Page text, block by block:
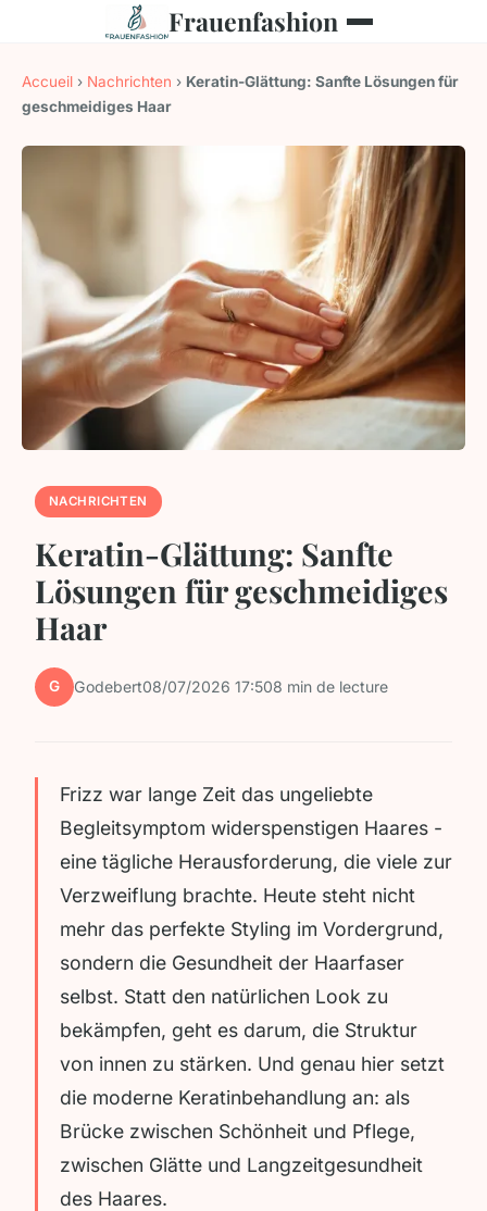
Frauenfashion
Accueil › Nachrichten › Keratin-Glättung: Sanfte Lösungen für
geschmeidiges Haar
NACHRICHTEN
Keratin-Glättung: Sanfte
Lösungen für geschmeidiges
Haar
G Godebert08/07/2026 17:508 min de lecture
Frizz war lange Zeit das ungeliebte
Begleitsymptom widerspenstigen Haares -
eine tägliche Herausforderung, die viele zur
Verzweiflung brachte. Heute steht nicht
mehr das perfekte Styling im Vordergrund,
sondern die Gesundheit der Haarfaser
selbst. Statt den natürlichen Look zu
bekämpfen, geht es darum, die Struktur
von innen zu stärken. Und genau hier setzt
die moderne Keratinbehandlung an: als
Brücke zwischen Schönheit und Pflege,
zwischen Glätte und Langzeitgesundheit
des Haares.